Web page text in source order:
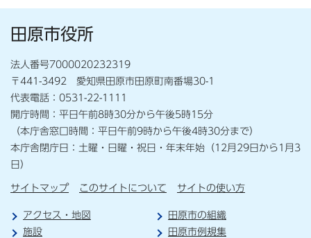
田原市役所
法人番号7000020232319
〒441-3492 愛知県田原市田原町南番場30-1
代表電話：0531-22-1111
開庁時間：平日午前8時30分から午後5時15分
（本庁舎窓口時間：平日午前9時から午後4時30分まで）
本庁舎閉庁日：土曜・日曜・祝日・年末年始（12月29日から1月3
日）
サイトマップ このサイトについて サイトの使い方
アクセス・地図
田原市の組織
施設
田原市例規集